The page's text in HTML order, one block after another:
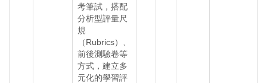
考筆試，搭配
分析型評量尺
規
（Rubrics）、
前後測驗卷等
方式，建立多
元化的學習評